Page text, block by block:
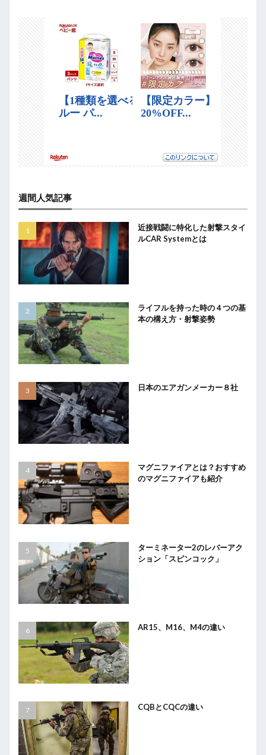
週間人気記事
近接戦闘に特化した射撃スタイ
ルCAR Systemとは
ライフルを持った時の４つの基
本の構え方・射撃姿勢
日本のエアガンメーカー８社
マグニファイアとは？おすすめ
のマグニファイアも紹介
ターミネーター2のレバーアク
ション「スピンコック」
AR15、M16、M4の違い
CQBとCQCの違い